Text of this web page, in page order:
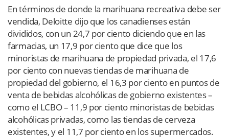
En términos de donde la marihuana recreativa debe ser
vendida, Deloitte dijo que los canadienses están
divididos, con un 24,7 por ciento diciendo que en las
farmacias, un 17,9 por ciento que dice que los
minoristas de marihuana de propiedad privada, el 17,6
por ciento con nuevas tiendas de marihuana de
propiedad del gobierno, el 16,3 por ciento en puntos de
venta de bebidas alcohólicas de gobierno existentes –
como el LCBO – 11,9 por ciento minoristas de bebidas
alcohólicas privadas, como las tiendas de cerveza
existentes, y el 11,7 por ciento en los supermercados.